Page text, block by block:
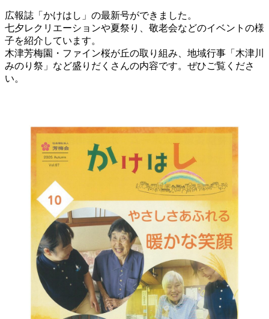
広報誌「かけはし」の最新号ができました。
七夕レクリエーションや夏祭り、敬老会などのイベントの様
子を紹介しています。
木津芳梅園・ファイン桜が丘の取り組み、地域行事「木津川
みのり祭」など盛りだくさんの内容です。ぜひご覧くださ
い。